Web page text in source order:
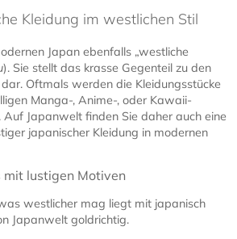
Kleidung im westlichen Stil
Japan ebenfalls „westliche
). Sie stellt das krasse Gegenteil zu den
Oftmals werden die Kleidungsstücke
Manga-, Anime-, oder Kawaii-
Japanwelt finden Sie daher auch eine
japanischer Kleidung in modernen
mit lustigen Motiven
westlicher mag liegt mit japanisch
Japanwelt goldrichtig.